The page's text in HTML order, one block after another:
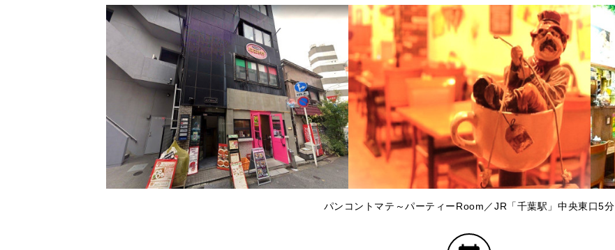
パンコントマテ～パーティーRoom／JR「千葉駅」中央東口5分